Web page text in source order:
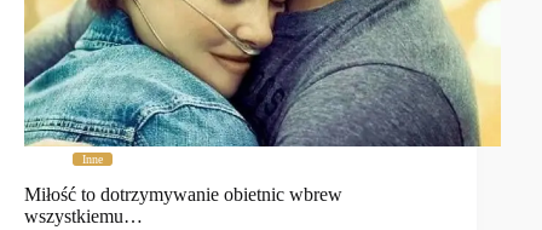
Inne
Miłość to dotrzymywanie obietnic wbrew
wszystkiemu…